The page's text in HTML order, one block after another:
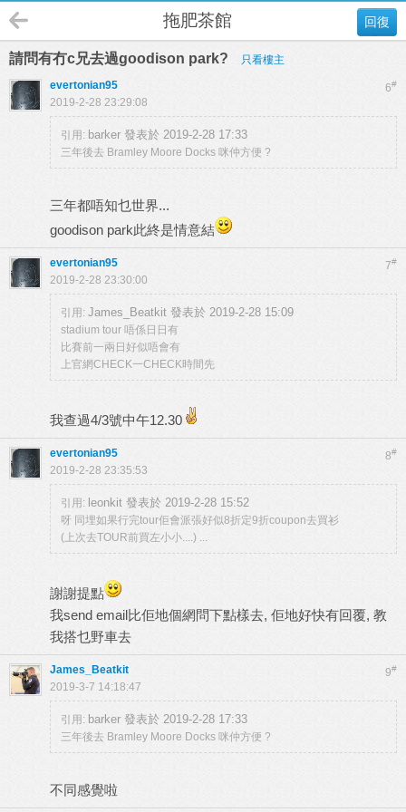
回復
拖肥茶館
請問有冇c兄去過goodison park? 只看樓主
6#
evertonian95
2019-2-28 23:29:08
引用: barker 發表於 2019-2-28 17:33
三年後去 Bramley Moore Docks 咪仲方便 ?
三年都唔知乜世界...
goodison park此終是情意結
7#
evertonian95
2019-2-28 23:30:00
引用: James_Beatkit 發表於 2019-2-28 15:09
stadium tour 唔係日日有
比賽前一兩日好似唔會有
上官網CHECK一CHECK時間先
我查過4/3號中午12.30
8#
evertonian95
2019-2-28 23:35:53
引用: leonkit 發表於 2019-2-28 15:52
呀 同埋如果行完tour佢會派張好似8折定9折coupon去買衫
(上次去TOUR前買左小小....) ...
謝謝提點
我send email比佢地個網問下點樣去, 佢地好快有回覆, 教
我搭乜野車去
9#
James_Beatkit
2019-3-7 14:18:47
引用: barker 發表於 2019-2-28 17:33
三年後去 Bramley Moore Docks 咪仲方便 ?
不同感覺啦